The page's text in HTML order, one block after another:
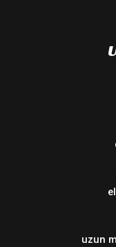
uzun